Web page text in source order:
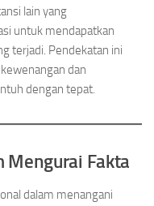
lain yang
untuk mendapatkan
terjadi. Pendekatan ini
dan
dengan tepat.
Mengurai Fakta
dalam menangani